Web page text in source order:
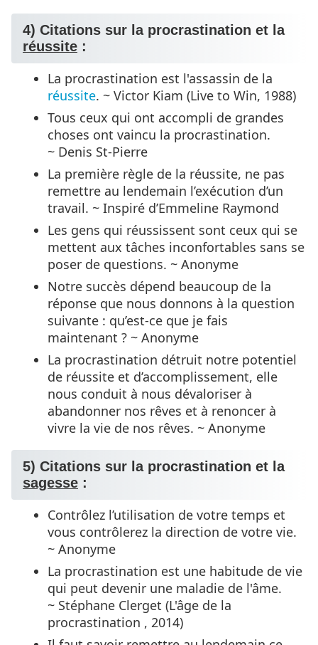
4) Citations sur la procrastination et la
réussite :
La procrastination est l'assassin de la
réussite. ~ Victor Kiam (Live to Win, 1988)
Tous ceux qui ont accompli de grandes
choses ont vaincu la procrastination.
~ Denis St-Pierre
La première règle de la réussite, ne pas
remettre au lendemain l’exécution d’un
travail. ~ Inspiré d’Emmeline Raymond
Les gens qui réussissent sont ceux qui se
mettent aux tâches inconfortables sans se
poser de questions. ~ Anonyme
Notre succès dépend beaucoup de la
réponse que nous donnons à la question
suivante : qu’est-ce que je fais
maintenant ? ~ Anonyme
La procrastination détruit notre potentiel
de réussite et d’accomplissement, elle
nous conduit à nous dévaloriser à
abandonner nos rêves et à renoncer à
vivre la vie de nos rêves. ~ Anonyme
5) Citations sur la procrastination et la
sagesse :
Contrôlez l’utilisation de votre temps et
vous contrôlerez la direction de votre vie.
~ Anonyme
La procrastination est une habitude de vie
qui peut devenir une maladie de l'âme.
~ Stéphane Clerget (L'âge de la
procrastination , 2014)